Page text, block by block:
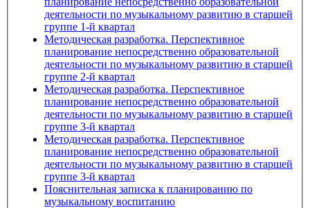
деятельности по музыкальному развитию в старшей
группе 1-й квартал
Методическая разработка. Перспективное
планирование непосредственно образовательной
деятельности по музыкальному развитию в старшей
группе 2-й квартал
Методическая разработка. Перспективное
планирование непосредственно образовательной
деятельности по музыкальному развитию в старшей
группе 3-й квартал
Методическая разработка. Перспективное
планирование непосредственно образовательной
деятельности по музыкальному развитию в старшей
группе 3-й квартал
Пояснительная записка к планированию по
музыкальному воспитанию